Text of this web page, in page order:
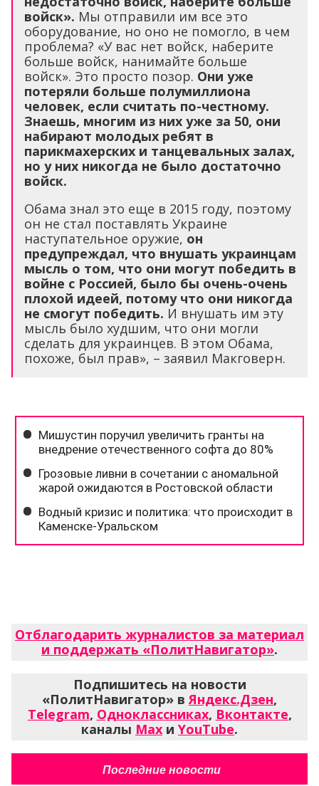
войск». Мы отправили им все это
оборудование, но оно не помогло, в чем
проблема? «У вас нет войск, наберите
больше войск, нанимайте больше
войск». Это просто позор. Они уже
потеряли больше полумиллиона
человек, если считать по-честному.
Знаешь, многим из них уже за 50, они
набирают молодых ребят в
парикмахерских и танцевальных залах,
но у них никогда не было достаточно
войск.
Обама знал это еще в 2015 году, поэтому
он не стал поставлять Украине
наступательное оружие, он
предупреждал, что внушать украинцам
мысль о том, что они могут победить в
войне с Россией, было бы очень-очень
плохой идеей, потому что они никогда
не смогут победить. И внушать им эту
мысль было худшим, что они могли
сделать для украинцев. В этом Обама,
похоже, был прав», – заявил Макговерн.
Отблагодарить журналистов за материал
и поддержать «ПолитНавигатор».
Подпишитесь на новости
«ПолитНавигатор» вЯндекс.Дзен,
Telegram, Одноклассниках, Вконтакте,
каналы Max и YouTube.
Последние новости